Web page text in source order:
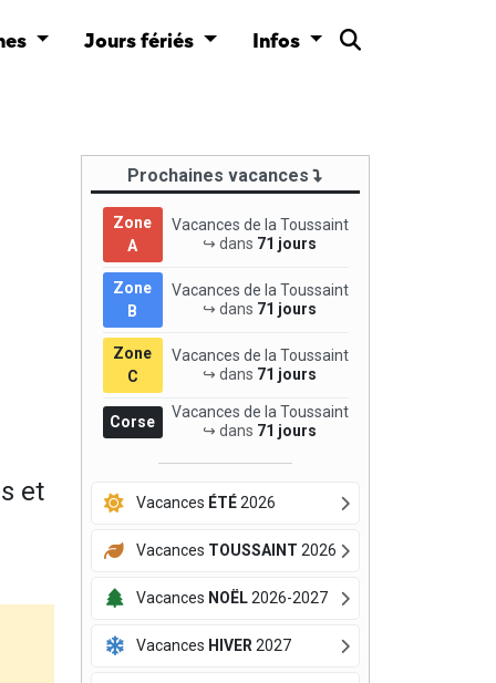
Jours fériés Infos
et
Prochaines vacances
Zone
A
Vacances de la Toussaint
↪ dans 71 jours
Zone
B
Vacances de la Toussaint
↪ dans 71 jours
Zone
C
Vacances de la Toussaint
↪ dans 71 jours
Corse
Vacances de la Toussaint
↪ dans 71 jours
Vacances ÉTÉ2026
Vacances TOUSSAINT 2026
Vacances NOËL2026-2027
Vacances HIVER 2027